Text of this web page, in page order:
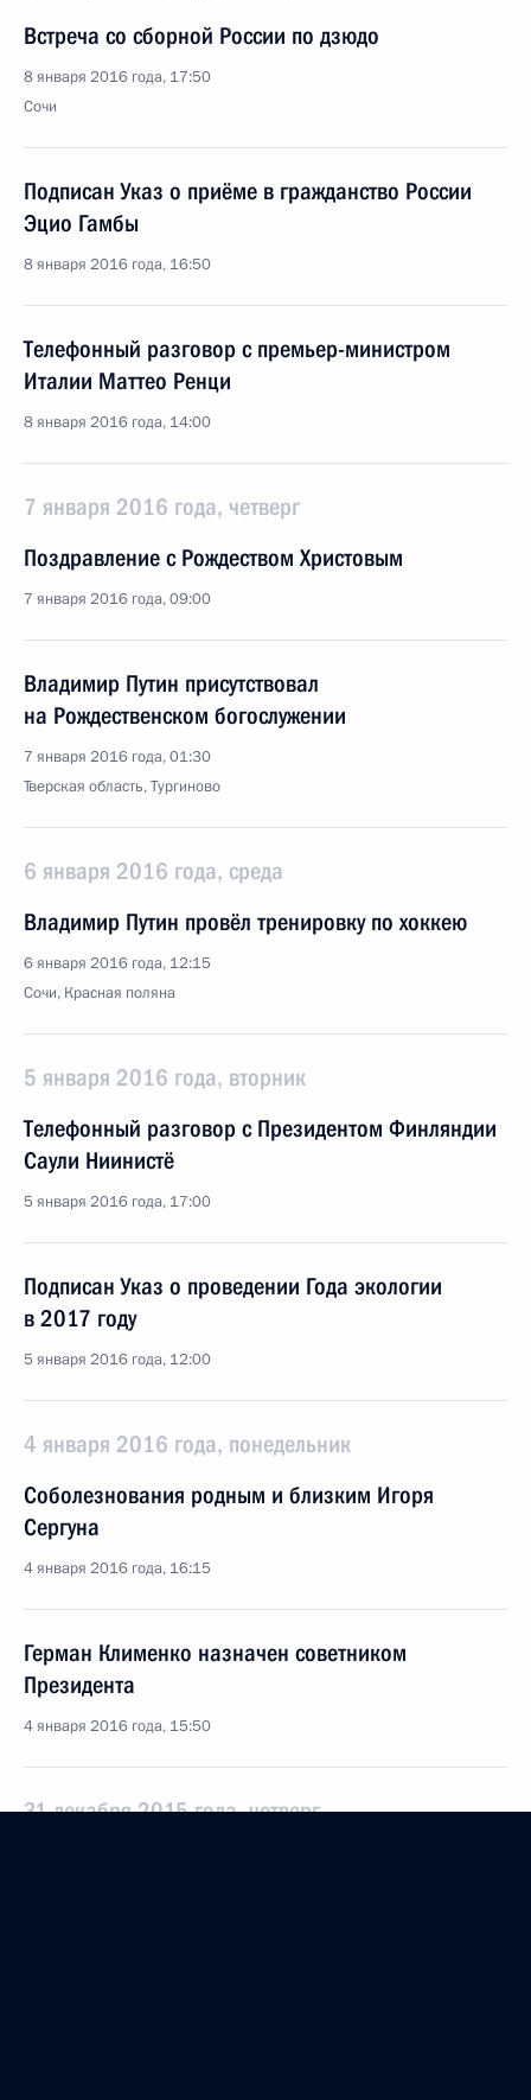
Встреча со сборной России по дзюдо
8 января 2016 года, 17:50
Сочи
Подписан Указ о приёме в гражданство России
Эцио Гамбы
8 января 2016 года, 16:50
Телефонный разговор с премьер-министром
Италии Маттео Ренци
8 января 2016 года, 14:00
7 января 2016 года, четверг
Поздравление с Рождеством Христовым
7 января 2016 года, 09:00
Владимир Путин присутствовал
на Рождественском богослужении
7 января 2016 года, 01:30
Тверская область, Тургиново
6 января 2016 года, среда
Владимир Путин провёл тренировку по хоккею
6 января 2016 года, 12:15
Сочи, Красная поляна
5 января 2016 года, вторник
Телефонный разговор с Президентом Финляндии
Саули Ниинистё
5 января 2016 года, 17:00
Подписан Указ о проведении Года экологии
в 2017 году
5 января 2016 года, 12:00
4 января 2016 года, понедельник
Соболезнования родным и близким Игоря
Сергуна
4 января 2016 года, 16:15
Герман Клименко назначен советником
Президента
4 января 2016 года, 15:50
31 декабря 2015 года, четверг